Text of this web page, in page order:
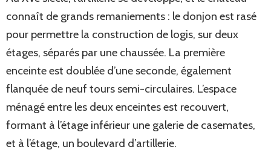
connaît de grands remaniements : le donjon est rasé
pour permettre la construction de logis, sur deux
étages, séparés par une chaussée. La première
enceinte est doublée d’une seconde, également
flanquée de neuf tours semi-circulaires. L’espace
ménagé entre les deux enceintes est recouvert,
formant à l’étage inférieur une galerie de casemates,
et à l’étage, un boulevard d’artillerie.